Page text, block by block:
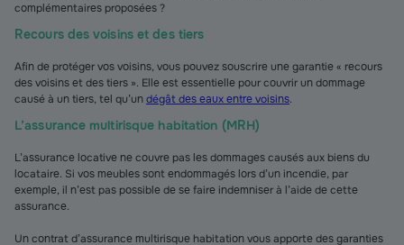
complémentaires proposées ?
Recours des voisins et des tiers
Afin de protéger vos voisins, vous pouvez souscrire une garantie « recours
des voisins et des tiers ». Elle est essentielle pour couvrir un dommage
causé à un tiers, tel qu’undégât des eaux entre voisins.
L’assurance multirisque habitation (MRH)
L’assurance locative ne couvre pas les dommages causés aux biens du
locataire. Si vos meubles sont endommagés lors d’un incendie, par
exemple, il n’est pas possible de se faire indemniser à l’aide de cette
assurance.
Un contrat d’assurance multirisque habitation vous apporte des garanties